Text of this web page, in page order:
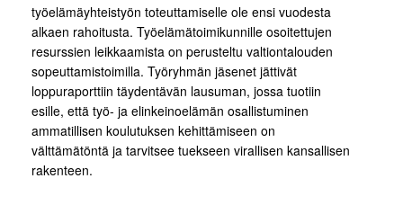
työelämäyhteistyön toteuttamiselle ole ensi vuodesta
alkaen rahoitusta. Työelämätoimikunnille osoitettujen
resurssien leikkaamista on perusteltu valtiontalouden
sopeuttamistoimilla. Työryhmän jäsenet jättivät
loppuraporttiin täydentävän lausuman, jossa tuotiin
esille, että työ- ja elinkeinoelämän osallistuminen
ammatillisen koulutuksen kehittämiseen on
välttämätöntä ja tarvitsee tuekseen virallisen kansallisen
rakenteen.